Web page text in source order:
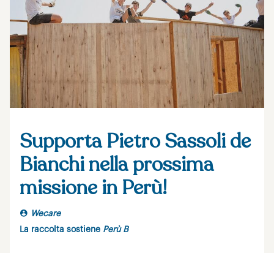
Supporta Pietro Sassoli de
Bianchi nella prossima
missione in Perù!
Wecare
La raccolta sostiene Perù B